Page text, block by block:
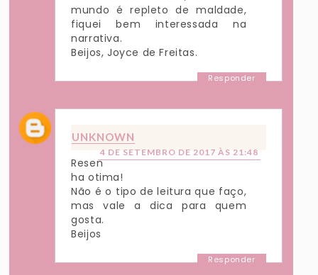
mundo é repleto de maldade,
fiquei bem interessada na
narrativa.
Beijos, Joyce de Freitas.
Responder
UNKNOWN
4 DE SETEMBRO DE 2017 ÀS 21:48
Resen
ha otima!
Não é o tipo de leitura que faço,
mas vale a dica para quem
gosta.
Beijos
Responder